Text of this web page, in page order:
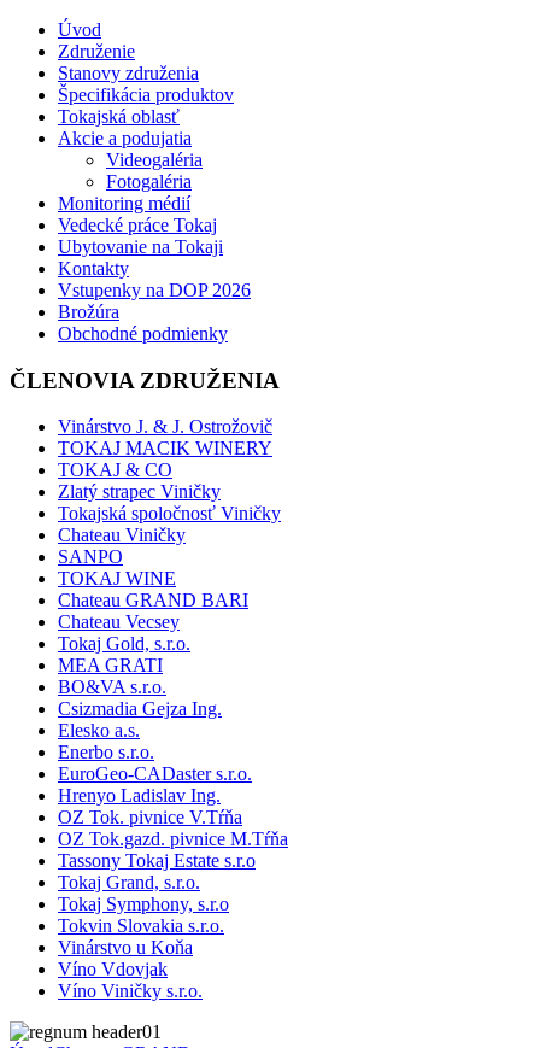
Úvod
Združenie
Stanovy združenia
Špecifikácia produktov
Tokajská oblasť
Akcie a podujatia
Videogaléria
Fotogaléria
Monitoring médií
Vedecké práce Tokaj
Ubytovanie na Tokaji
Kontakty
Vstupenky na DOP 2026
Brožúra
Obchodné podmienky
ČLENOVIA ZDRUŽENIA
Vinárstvo J. & J. Ostrožovič
TOKAJ MACIK WINERY
TOKAJ & CO
Zlatý strapec Viničky
Tokajská spoločnosť Viničky
Chateau Viničky
SANPO
TOKAJ WINE
Chateau GRAND BARI
Chateau Vecsey
Tokaj Gold, s.r.o.
MEA GRATI
BO&VA s.r.o.
Csizmadia Gejza Ing.
Elesko a.s.
Enerbo s.r.o.
EuroGeo-CADaster s.r.o.
Hrenyo Ladislav Ing.
OZ Tok. pivnice V.Tŕňa
OZ Tok.gazd. pivnice M.Tŕňa
Tassony Tokaj Estate s.r.o
Tokaj Grand, s.r.o.
Tokaj Symphony, s.r.o
Tokvin Slovakia s.r.o.
Vinárstvo u Koňa
Víno Vdovjak
Víno Viničky s.r.o.